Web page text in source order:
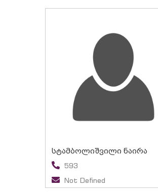
სტამბოლიშვილი ნაირა
593
Not Defined